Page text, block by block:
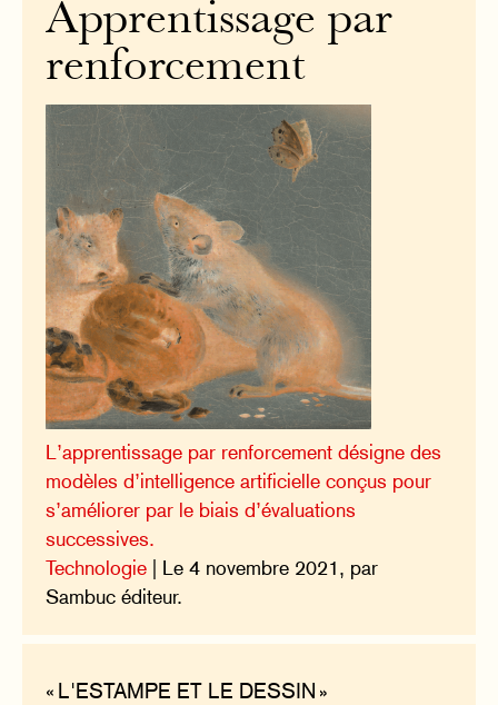
Apprentissage par
renforcement
L’apprentissage par renforcement désigne des
modèles d’intelligence artificielle conçus pour
s’améliorer par le biais d’évaluations
successives.
Technologie | Le 4 novembre 2021, par
Sambuc éditeur.
« L'ESTAMPE ET LE DESSIN »